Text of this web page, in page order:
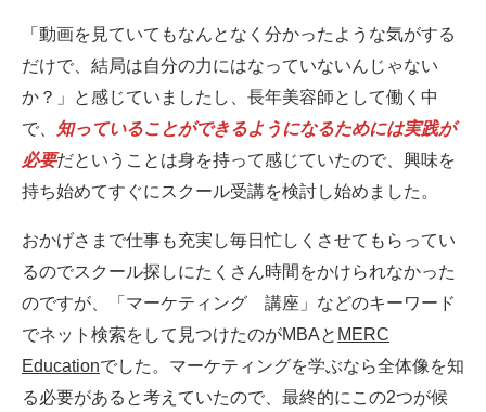
「動画を見ていてもなんとなく分かったような気がする
だけで、結局は自分の力にはなっていないんじゃない
か？」と感じていましたし、長年美容師として働く中
で、
知っていることができるようになるためには実践が
必要だということは身を持って感じていたので、興味を
持ち始めてすぐにスクール受講を検討し始めました。
おかげさまで仕事も充実し毎日忙しくさせてもらってい
るのでスクール探しにたくさん時間をかけられなかった
のですが、「マーケティング 講座」などのキーワード
でネット検索をして見つけたのがMBAと MERC
Educationでした。マーケティングを学ぶなら全体像を知
る必要があると考えていたので、最終的にこの2つが候